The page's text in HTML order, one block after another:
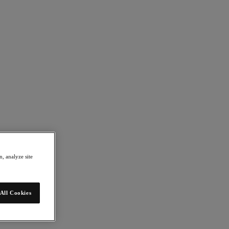
analyze site
Cookies